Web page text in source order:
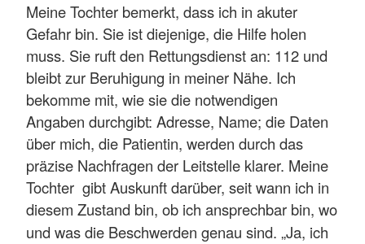
Meine Tochter bemerkt, dass ich in akuter
Gefahr bin. Sie ist diejenige, die Hilfe holen
muss. Sie ruft den Rettungsdienst an: 112 und
bleibt zur Beruhigung in meiner Nähe. Ich
bekomme mit, wie sie die notwendigen
Angaben durchgibt: Adresse, Name; die Daten
über mich, die Patientin, werden durch das
präzise Nachfragen der Leitstelle klarer. Meine
Tochter gibt Auskunft darüber, seit wann ich in
diesem Zustand bin, ob ich ansprechbar bin, wo
und was die Beschwerden genau sind. „Ja, ich